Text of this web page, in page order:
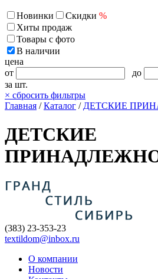
Новинки Скидки %
Хиты продаж
Товары с фото
В наличии
цена
от
до
за шт.
× сбросить фильтры
Главная /Каталог / ДЕТСКИЕ
ДЕТСКИЕ
(383) 23-353-23
textildom@inbox.ru
О компании
Новости